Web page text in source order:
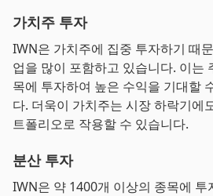
가치주 투자
IWN은 가치주에 집중 투자하기 때
업을 많이 포함하고 있습니다. 이는
목에 투자하여 높은 수익을 기대할
다. 더욱이 가치주는 시장 하락기에
트폴리오로 작용할 수 있습니다.
분산 투자
IWN은 약 1400개 이상의 종목에 투